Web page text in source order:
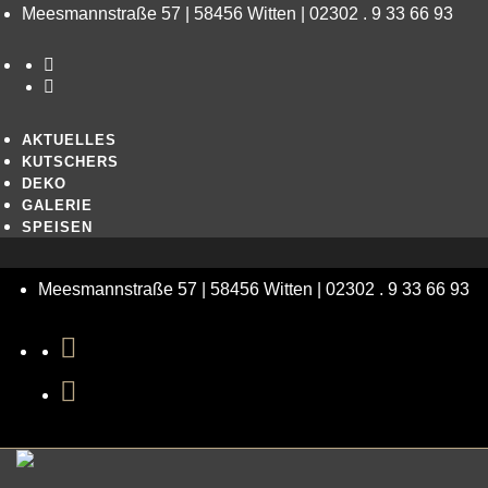
Meesmannstraße 57 | 58456 Witten | 02302 . 9 33 66 93
AKTUELLES
KUTSCHERS
DEKO
GALERIE
SPEISEN
Meesmannstraße 57 | 58456 Witten | 02302 . 9 33 66 93